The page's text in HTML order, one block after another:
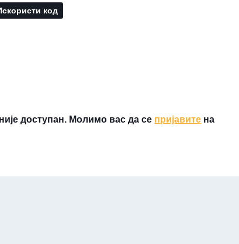
код
доступан. Молимо вас да се пријавите на